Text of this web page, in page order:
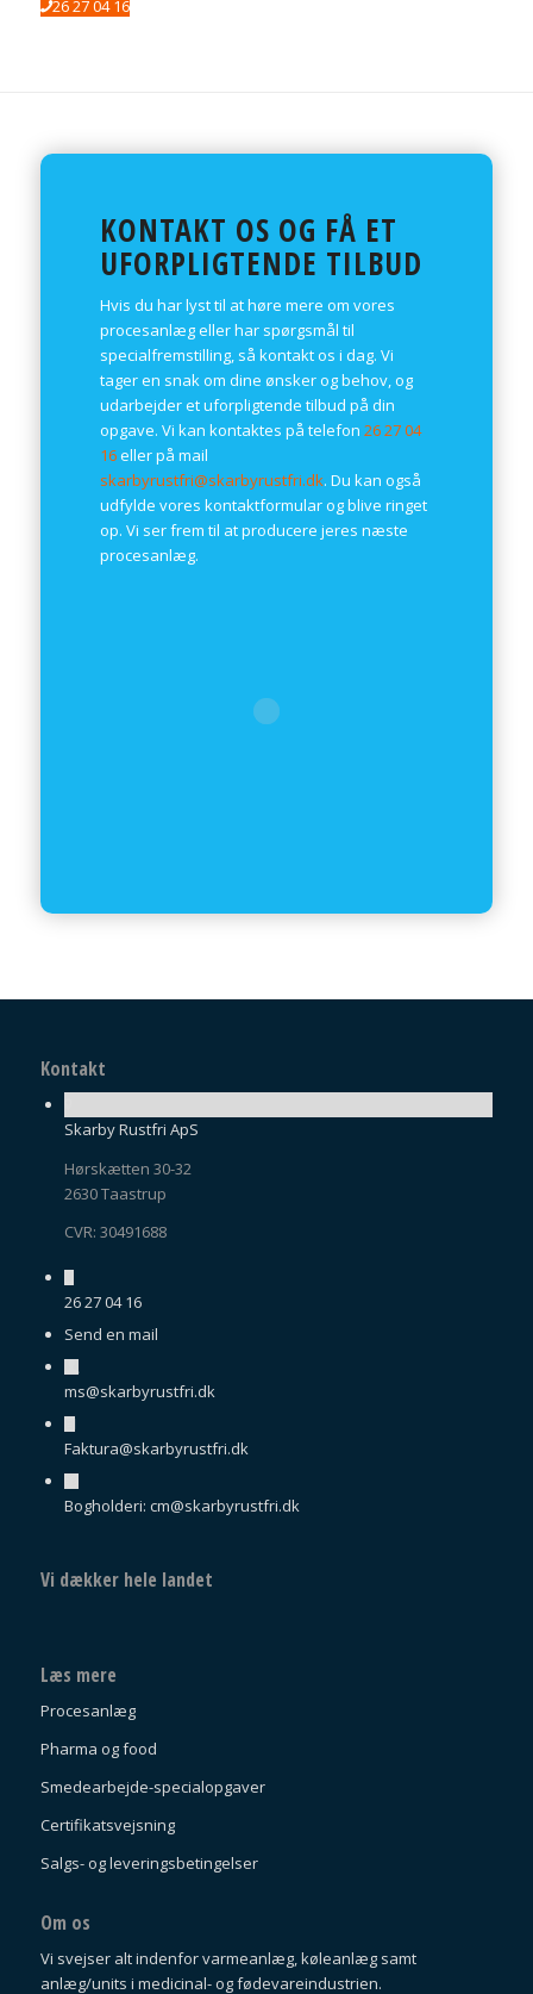
26 27 04 16
KONTAKT OS OG FÅ ET
UFORPLIGTENDE TILBUD
Hvis du har lyst til at høre mere om vores
procesanlæg eller har spørgsmål til
specialfremstilling, så kontakt os i dag. Vi
tager en snak om dine ønsker og behov, og
udarbejder et uforpligtende tilbud på din
opgave. Vi kan kontaktes på telefon 26 27 04
16eller på mail
skarbyrustfri@skarbyrustfri.dk. Du kan også
udfylde vores kontaktformular og blive ringet
op. Vi ser frem til at producere jeres næste
procesanlæg.
Kontakt
Skarby Rustfri ApS
Hørskætten 30-32
2630 Taastrup
CVR: 30491688
26 27 04 16
Send en mail
ms@skarbyrustfri.dk
Faktura@skarbyrustfri.dk
Bogholderi: cm@skarbyrustfri.dk
Vi dækker hele landet
Læs mere
Procesanlæg
Pharma og food
Smedearbejde-specialopgaver
Certifikatsvejsning
Salgs- og leveringsbetingelser
Om os
Vi svejser alt indenfor varmeanlæg, køleanlæg samt
anlæg/units i medicinal- og fødevareindustrien.